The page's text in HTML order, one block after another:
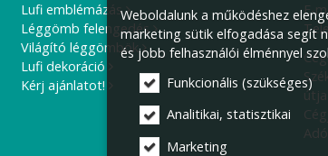
Lufi emblémázás
Léggömb felengedés
Világító léggömbök
Lufi dekoráció
Kérj ajánlatot!
E-
útja
Weboldalunk a működéshez
marketing sütik elfogadása segít
és jobb felhasználói élménnyel
Funkcionális (szükséges)
Analitikai, statisztikai
Marketing